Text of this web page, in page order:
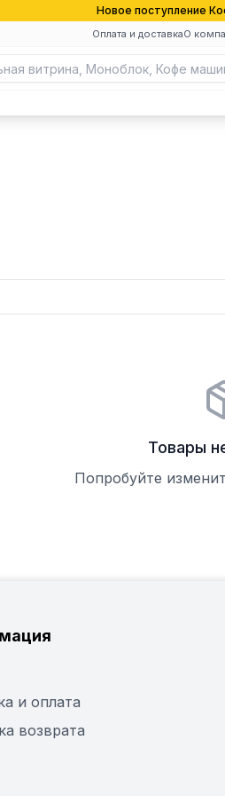
Новое поступление
Оплата и доставкаО
Товары
Попробуйте
и оплата
возврата